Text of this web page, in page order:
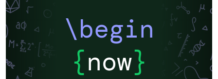
\begin
{now}